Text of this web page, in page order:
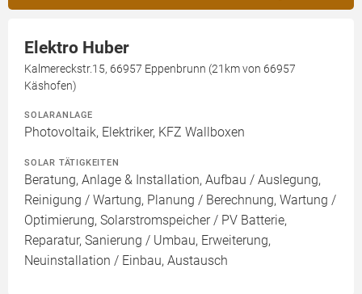
Elektro Huber
Kalmereckstr.15, 66957 Eppenbrunn (21km von 66957
Käshofen)
SOLARANLAGE
Photovoltaik, Elektriker, KFZ Wallboxen
SOLAR TÄTIGKEITEN
Beratung, Anlage & Installation, Aufbau / Auslegung,
Reinigung / Wartung, Planung / Berechnung, Wartung /
Optimierung, Solarstromspeicher / PV Batterie,
Reparatur, Sanierung / Umbau, Erweiterung,
Neuinstallation / Einbau, Austausch